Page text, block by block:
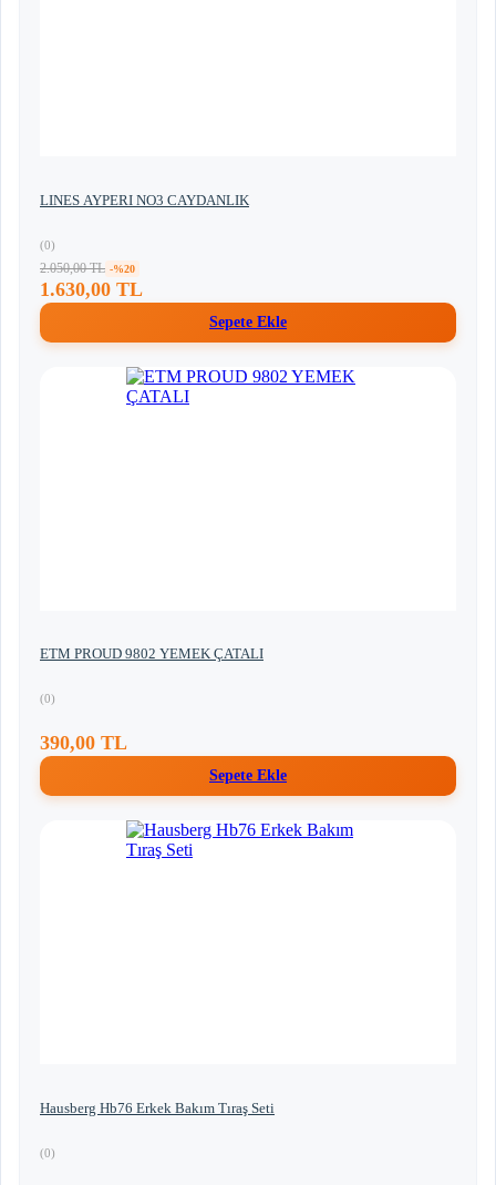
LINES AYPERI NO3 CAYDANLIK
(0)
2.050,00 TL -%20
1.630,00 TL
Sepete Ekle
ETM PROUD 9802 YEMEK ÇATALI
(0)
390,00 TL
Sepete Ekle
Hausberg Hb76 Erkek Bakım Tıraş Seti
(0)